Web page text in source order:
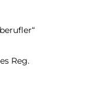
Reg.